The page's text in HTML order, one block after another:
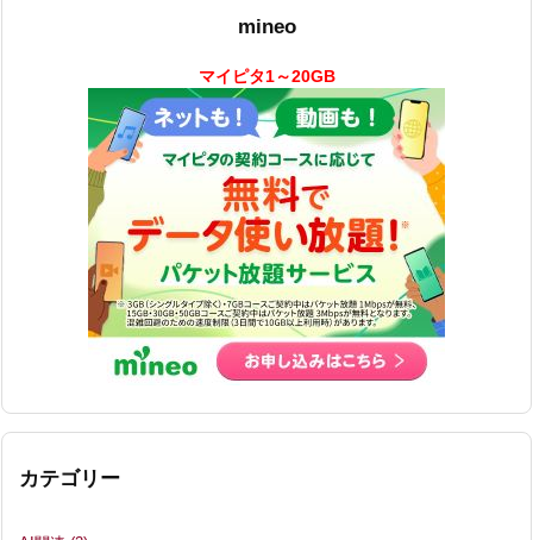
mineo
マイピタ1～20GB
カテゴリー